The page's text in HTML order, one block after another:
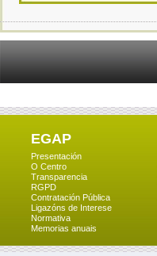
EGAP
Presentación
O Centro
Transparencia
RGPD
Contratación Pública
Ligazóns de Interese
Normativa
Memorias anuais